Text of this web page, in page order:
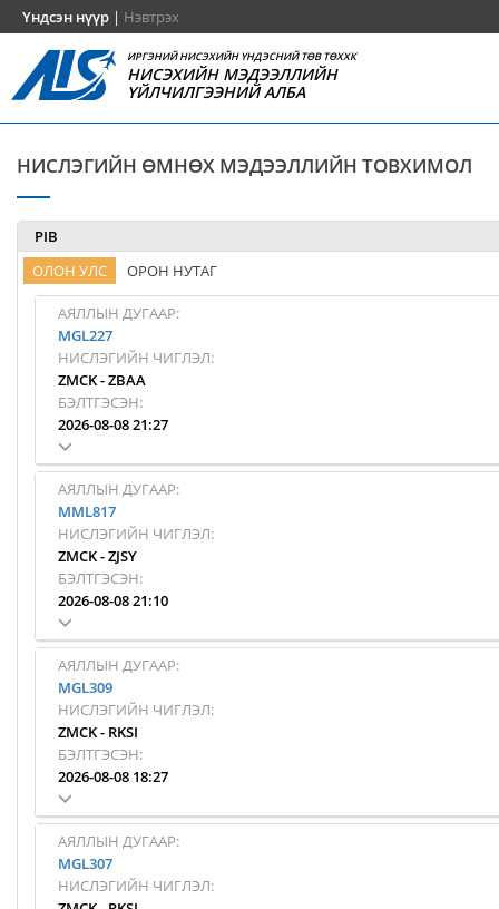
Үндсэн нүүр | Нэвтрэх
ИРГЭНИЙ НИСЭХИЙН ҮНДЭСНИЙ ТӨВ ТӨХХК
НИСЭХИЙН МЭДЭЭЛЛИЙН
ҮЙЛЧИЛГЭЭНИЙ АЛБА
НИСЛЭГИЙН ӨМНӨХ МЭДЭЭЛЛИЙН ТОВХИМОЛ
PIB
ОЛОН УЛС
ОРОН НУТАГ
АЯЛЛЫН ДУГААР:
MGL227
НИСЛЭГИЙН ЧИГЛЭЛ:
ZMCK-ZBAA
БЭЛТГЭСЭН:
2026-08-08 21:27
АЯЛЛЫН ДУГААР:
MML817
НИСЛЭГИЙН ЧИГЛЭЛ:
ZMCK-ZJSY
БЭЛТГЭСЭН:
2026-08-08 21:10
АЯЛЛЫН ДУГААР:
MGL309
НИСЛЭГИЙН ЧИГЛЭЛ:
ZMCK- RKSI
БЭЛТГЭСЭН:
2026-08-08 18:27
АЯЛЛЫН ДУГААР:
MGL307
НИСЛЭГИЙН ЧИГЛЭЛ: